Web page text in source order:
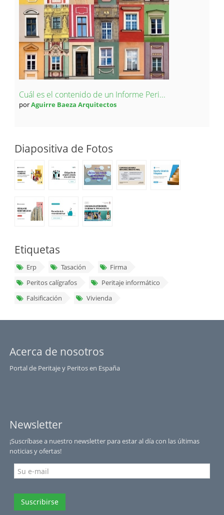
Cuál es el contenido de un Informe Peri...
porAguirre Baeza Arquitectos
Diapositiva de Fotos
Etiquetas
Erp Tasación
Firma
Peritos calígrafos
Peritaje informático
Falsificación
Vivienda
Acerca de nosotros
Portal de Peritaje y Peritos en España
Newsletter
¡Suscríbase a nuestro newsletter para estar al día con las últimas
noticias y ofertas!
Suscribirse